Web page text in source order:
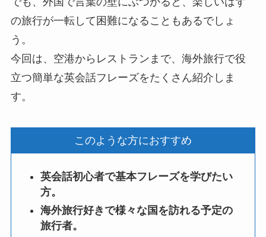
の旅行が一転して困難になることもあるでしょ
う。
今回は、空港からレストランまで、海外旅行で役
立つ簡単な英会話フレーズをたくさん紹介しま
す。
このような方におすすめ
英会話初心者で基本フレーズを学びたい
方。
海外旅行好きで様々な国を訪れる予定の
旅行者。